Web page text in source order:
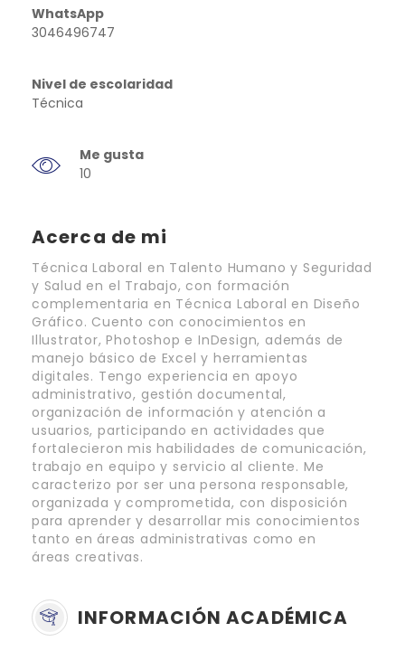
WhatsApp
3046496747
Nivel de escolaridad
Técnica
Me gusta
10
Acerca de mi
Técnica Laboral en Talento Humano y Seguridad
y Salud en el Trabajo, con formación
complementaria en Técnica Laboral en Diseño
Gráfico. Cuento con conocimientos en
Illustrator, Photoshop e InDesign, además de
manejo básico de Excel y herramientas
digitales. Tengo experiencia en apoyo
administrativo, gestión documental,
organización de información y atención a
usuarios, participando en actividades que
fortalecieron mis habilidades de comunicación,
trabajo en equipo y servicio al cliente. Me
caracterizo por ser una persona responsable,
organizada y comprometida, con disposición
para aprender y desarrollar mis conocimientos
tanto en áreas administrativas como en
áreas creativas.
INFORMACIÓN ACADÉMICA